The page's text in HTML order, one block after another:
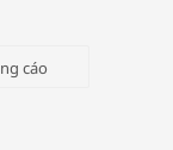
cáo